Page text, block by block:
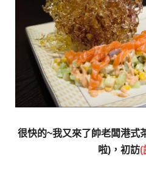
很快的~我又來了帥老闆港式
啦)，初訪(